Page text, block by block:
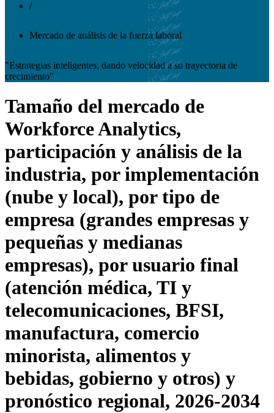
/
Mercado de análisis de la fuerza laboral
"Estrategias inteligentes, dando velocidad a su trayectoria de
crecimiento"
Tamaño del mercado de
Workforce Analytics,
participación y análisis de la
industria, por implementación
(nube y local), por tipo de
empresa (grandes empresas y
pequeñas y medianas
empresas), por usuario final
(atención médica, TI y
telecomunicaciones, BFSI,
manufactura, comercio
minorista, alimentos y
bebidas, gobierno y otros) y
pronóstico regional, 2026-2034